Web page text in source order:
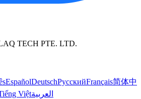
TECH PTE. LTD.
EspañolDeutschРусскийFrançais简体中
Việtالعربية